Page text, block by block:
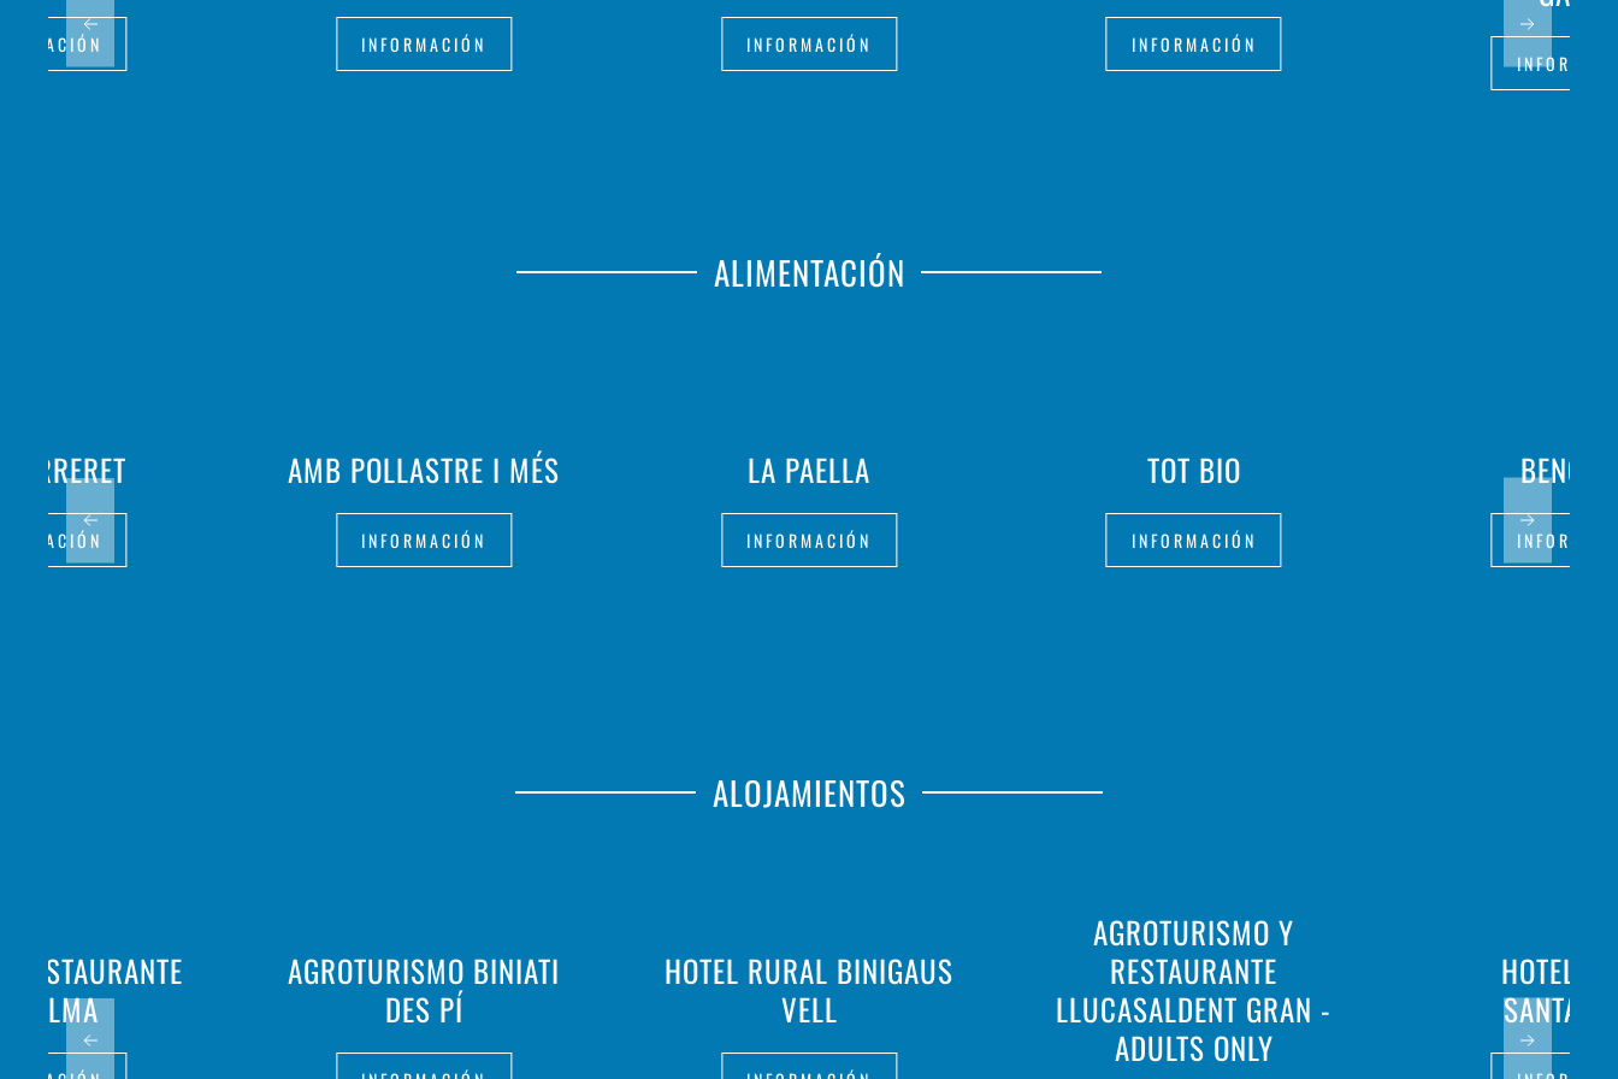
INFORMACIÓN INFORMACIÓN INFORMACIÓN
ALIMENTACIÓN
AMB POLLASTRE I MÉS
INFORMACIÓN
LA PAELLA
INFORMACIÓN
TOT BIO
INFORMACIÓN
ALOJAMIENTOS
AGROTURISMO BINIATI
DES PÍ
HOTEL RURAL BINIGAUS
VELL
AGROTURISMO Y
RESTAURANTE
LLUCASALDENT GRAN -
ADULTS ONLY
HOTEL
PALMA